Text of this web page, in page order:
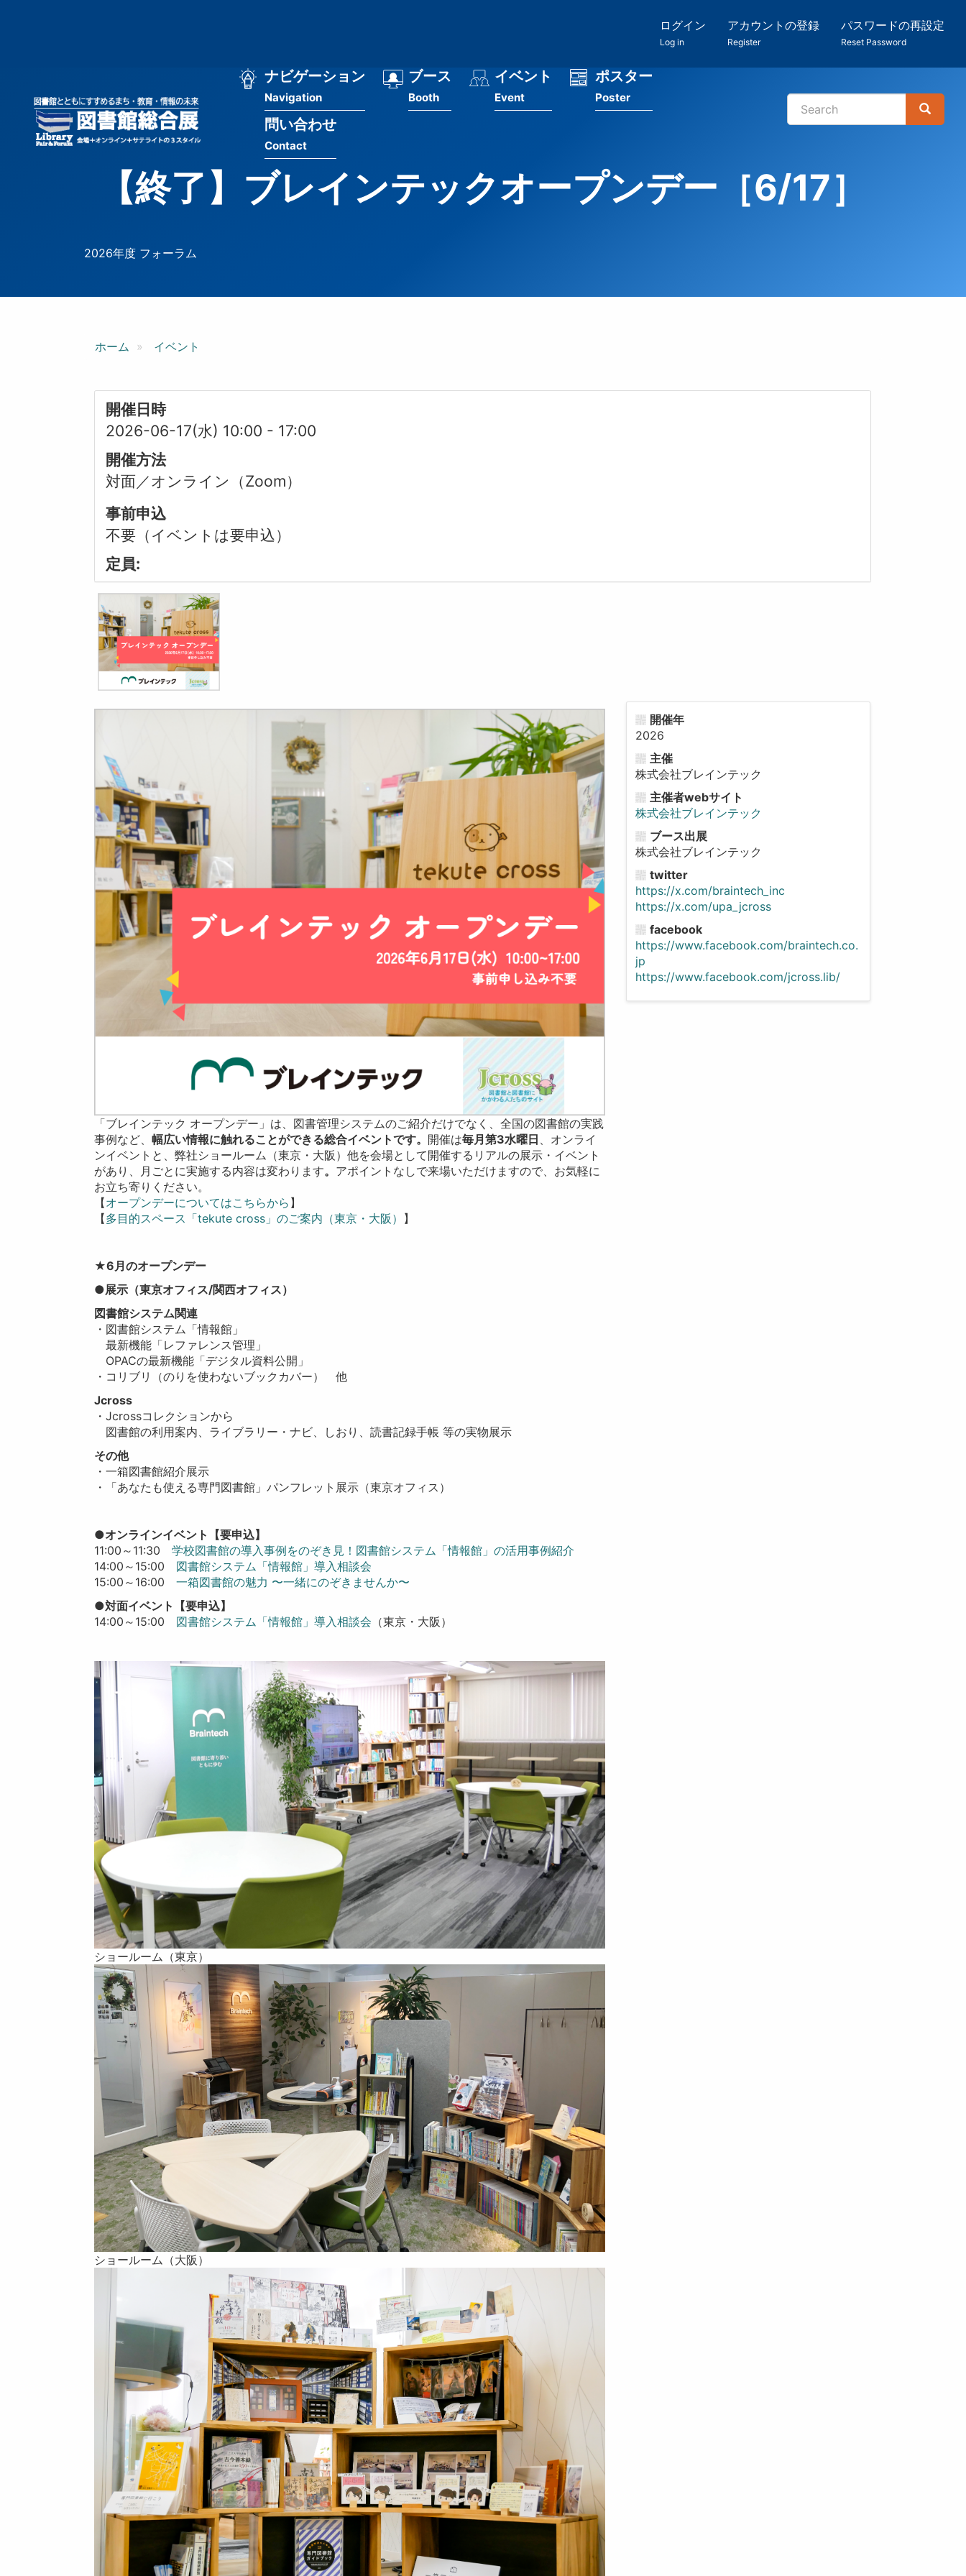
ー
ザ
ログイン
Log in
アカウントの登録
Register
パスワードの再設定
Reset Password
メ
ビ
ョ
ナビゲーション
Navigation
ブース
Booth
イベント
Event
ポスター
Poster
問い合わせ
Contact
検
Search
Search
【終了】ブレインテックオープンデー［6/17］
2026年度 フォーラム
ホーム イベント
開催日時
2026-06-17(水) 10:00 - 17:00
開催方法
対面／オンライン（Zoom）
事前申込
不要（イベントは要申込）
定員:
「ブレインテック オープンデー」は、図書管理システムのご紹介だけでなく、全国の図書館の実践
事例など、幅広い情報に触れることができる総合イベントです。 開催は毎月第3水曜日 、オンライ
ンイベントと、弊社ショールーム（東京・大阪）他を会場として開催するリアルの展示・イベント
があり、月ごとに実施する内容は変わります。 アポイントなしで来場いただけますので、お気軽に
お立ち寄りください。
【オープンデーについてはこちらから 】
【多目的スペース「tekute cross」のご案内（東京・大阪） 】
★6月のオープンデー
●展示 （東京オフィス/関西オフィス）
図書館システム関連
・図書館システム「情報館」
最新機能「レファレンス管理」
OPACの最新機能「デジタル資料公開」
・コリブリ（のりを使わないブックカバー） 他
Jcross
・Jcrossコレクションから
図書館の利用案内、 ライブラリー・ナビ、しおり、読書記録手帳 等の実物展示
その他
・一箱図書館紹介展示
・「あなたも使える専門図書館」パンフレット展示（東京オフィス）
●オンラインイベント【要申込】
11:00～11:30学校図書館の導入事例をのぞき見！図書館システム「情報館」の活用事例紹介
14:00～15:00 図書館システム「情報館」導入相談会
15:00～16:00一箱図書館の魅力 〜一緒にのぞきませんか〜
●対面イベント【要申込】
14:00～15:00 図書館システム「情報館」導入相談会 （東京・大阪）
ショールーム（東京）
ショールーム（大阪）
開催年
2026
主催
株式会社ブレインテック
主催者webサイト
株式会社ブレインテック
ブース出展
株式会社ブレインテック
twitter
https://x.com/braintech_inc
https://x.com/upa_jcross
facebook
https://www.facebook.com/braintech.co.
jp
https://www.facebook.com/jcross.lib/